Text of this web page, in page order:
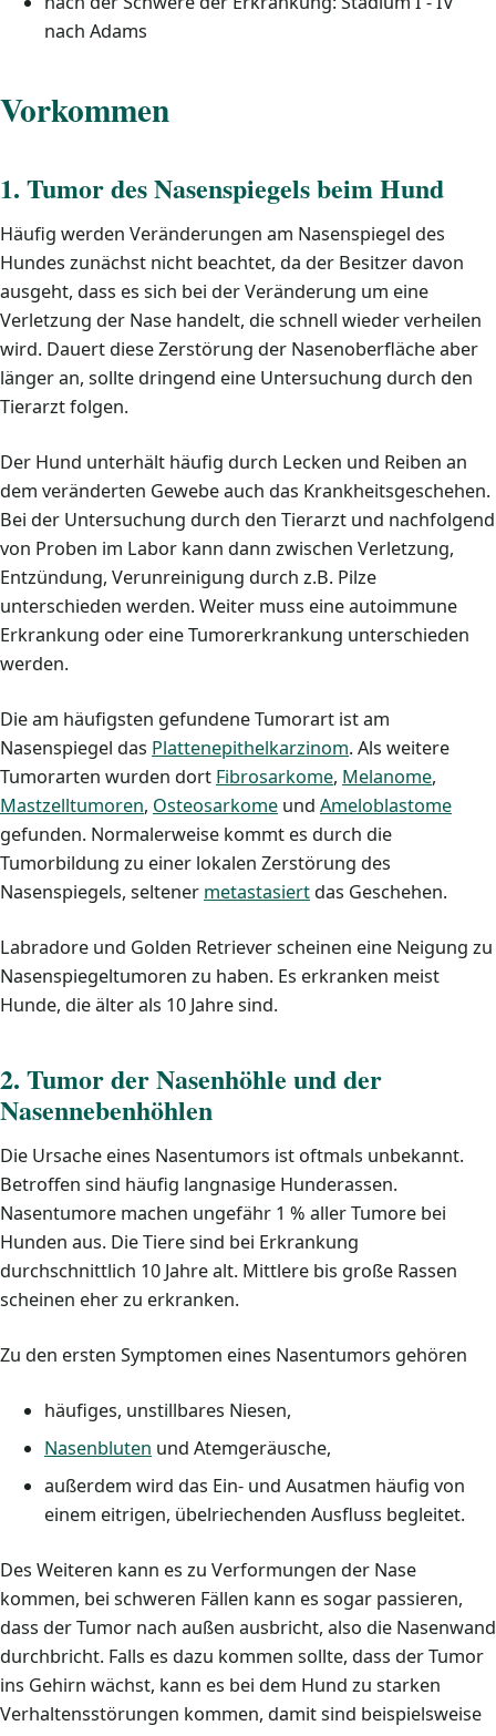
nach Adams
Vorkommen
1. Tumor des Nasenspiegels beim Hund
Häufig werden Veränderungen am Nasenspiegel des
Hundes zunächst nicht beachtet, da der Besitzer davon
ausgeht, dass es sich bei der Veränderung um eine
Verletzung der Nase handelt, die schnell wieder verheilen
wird. Dauert diese Zerstörung der Nasenoberfläche aber
länger an, sollte dringend eine Untersuchung durch den
Tierarzt folgen.
Der Hund unterhält häufig durch Lecken und Reiben an
dem veränderten Gewebe auch das Krankheitsgeschehen.
Bei der Untersuchung durch den Tierarzt und nachfolgend
von Proben im Labor kann dann zwischen Verletzung,
Entzündung, Verunreinigung durch z.B. Pilze
unterschieden werden. Weiter muss eine autoimmune
Erkrankung oder eine Tumorerkrankung unterschieden
werden.
Die am häufigsten gefundene Tumorart ist am
Nasenspiegel das Plattenepithelkarzinom. Als weitere
Tumorarten wurden dort Fibrosarkome, Melanome,
Mastzelltumoren, Osteosarkome und Ameloblastome
gefunden. Normalerweise kommt es durch die
Tumorbildung zu einer lokalen Zerstörung des
Nasenspiegels, seltener metastasiert das Geschehen.
Labradore und Golden Retriever scheinen eine Neigung zu
Nasenspiegeltumoren zu haben. Es erkranken meist
Hunde, die älter als 10 Jahre sind.
2. Tumor der Nasenhöhle und der
Nasennebenhöhlen
Die Ursache eines Nasentumors ist oftmals unbekannt.
Betroffen sind häufig langnasige Hunderassen.
Nasentumore machen ungefähr 1 % aller Tumore bei
Hunden aus. Die Tiere sind bei Erkrankung
durchschnittlich 10 Jahre alt. Mittlere bis große Rassen
scheinen eher zu erkranken.
Zu den ersten Symptomen eines Nasentumors gehören
häufiges, unstillbares Niesen,
Nasenbluten und Atemgeräusche,
außerdem wird das Ein- und Ausatmen häufig von
einem eitrigen, übelriechenden Ausfluss begleitet.
Des Weiteren kann es zu Verformungen der Nase
kommen, bei schweren Fällen kann es sogar passieren,
dass der Tumor nach außen ausbricht, also die Nasenwand
durchbricht. Falls es dazu kommen sollte, dass der Tumor
ins Gehirn wächst, kann es bei dem Hund zu starken
Verhaltensstörungen kommen, damit sind beispielsweise